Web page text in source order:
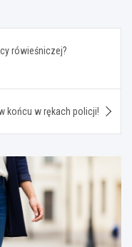
rówieśniczej?
końcu w rękach policji!